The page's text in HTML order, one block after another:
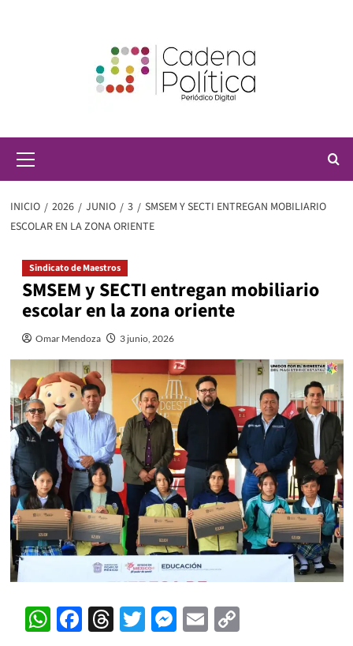
principal
INICIO 2026 JUNIO 3
SMSEM Y SECTI ENTREGAN MOBILIARIO
ESCOLAR EN LA ZONA ORIENTE
Sindicato de Maestros
SMSEM y SECTI entregan mobiliario
escolar en la zona oriente
Omar Mendoza 3 junio, 2026
WhatsApp
Facebook
Threads
Twitter
Messenger
EmailCopy